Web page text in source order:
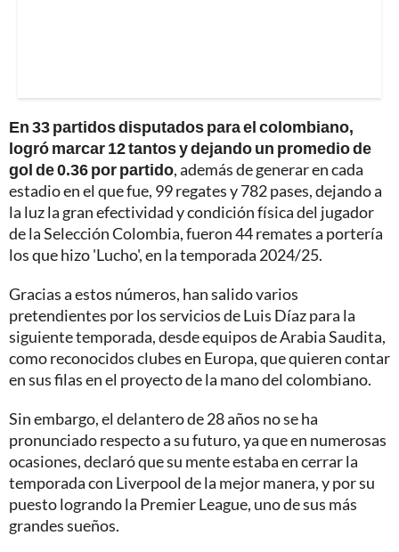
En 33 partidos disputados para el colombiano,
logró marcar 12 tantos y dejando un promedio de
gol de 0.36 por partido, además de generar en cada
estadio en el que fue, 99 regates y 782 pases, dejando a
la luz la gran efectividad y condición física del jugador
de la Selección Colombia, fueron 44 remates a portería
los que hizo 'Lucho', en la temporada 2024/25.
Gracias a estos números, han salido varios
pretendientes por los servicios de Luis Díaz para la
siguiente temporada, desde equipos de Arabia Saudita,
como reconocidos clubes en Europa, que quieren contar
en sus filas en el proyecto de la mano del colombiano.
Sin embargo, el delantero de 28 años no se ha
pronunciado respecto a su futuro, ya que en numerosas
ocasiones, declaró que su mente estaba en cerrar la
temporada con Liverpool de la mejor manera, y por su
puesto logrando la Premier League, uno de sus más
grandes sueños.